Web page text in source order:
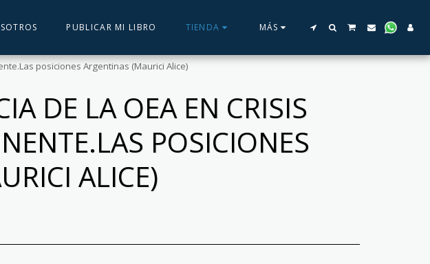
PUBLICAR MI LIBRO TIENDA MÁS
posiciones Argentinas (Maurici Alice)
DE LA OEA EN CRISIS
POSICIONES
ALICE)